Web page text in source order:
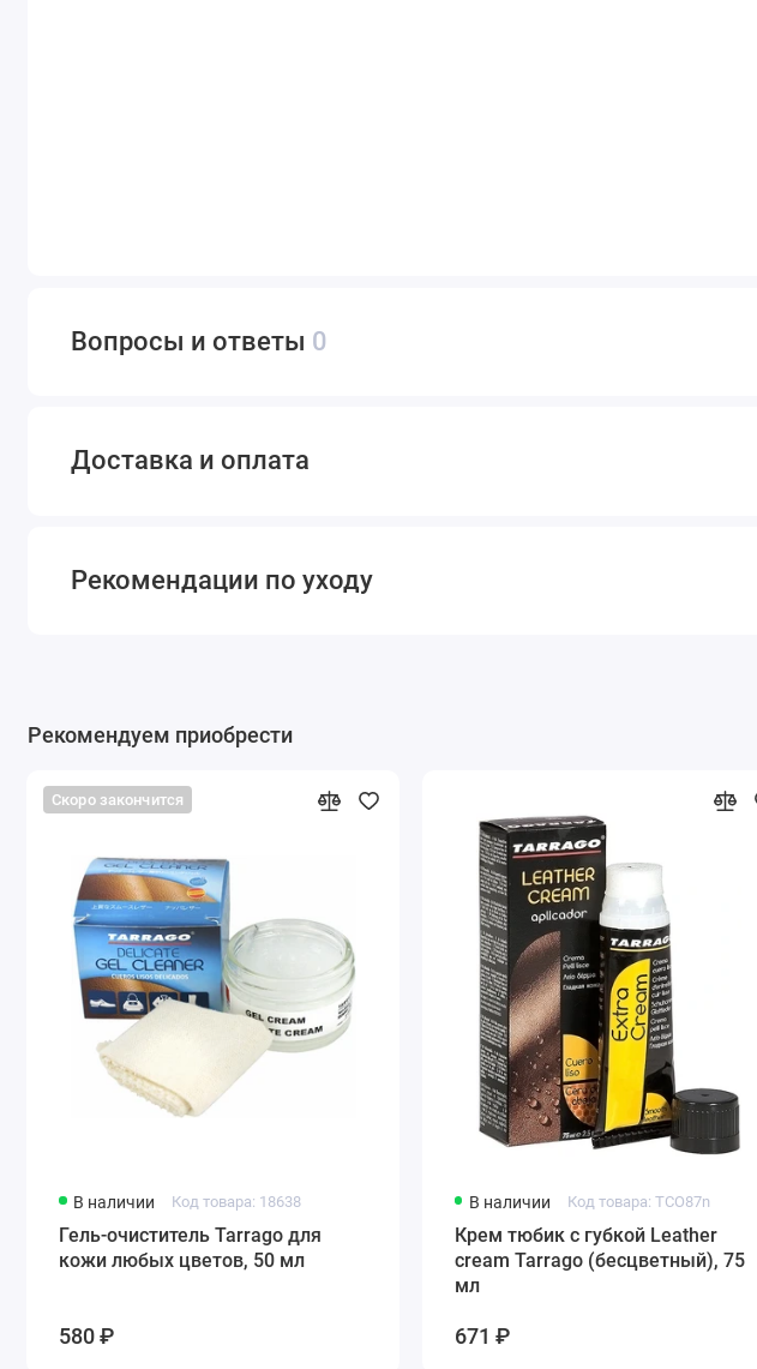
Вопросы и ответы 0
Доставка и оплата
Рекомендации по уходу
Рекомендуем приобрести
Скоро закончится
В наличии Код товара: 18638
Гель-очиститель Tarrago для
кожи любых цветов, 50 мл
580 ₽
В наличии Код товара: TCO87n
Крем тюбик с губкой Leather
cream Tarrago (бесцветный), 75
мл
671 ₽